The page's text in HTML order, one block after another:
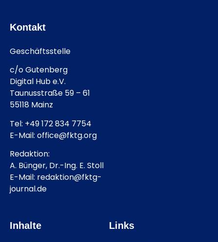
Kontakt
Geschäftsstelle
c/o Gutenberg
Digital Hub e.V.
Taunusstraße 59 – 61
55118 Mainz
Tel: +49 172 834 7754
E-Mail: office@fktg.org
Redaktion:
A. Bünger, Dr.-Ing. E. Stoll
E-Mail: redaktion@fktg-
journal.de
Inhalte Links